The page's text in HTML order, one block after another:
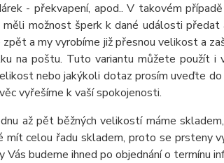
- překvapení, apod.. V takovém
možnost šperk k dané události
a my vyrobíme již přesnou velikost a
na poštu. Tuto variantu můžete použít
nebo jakýkoli dotaz prosím uveďte
vyřešíme k vaší spokojenosti.
až pět běžných velikostí máme
mít celou řadu skladem, proto se prsteny
Vás budeme ihned po objednání o termínu